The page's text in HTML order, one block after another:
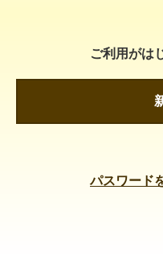
ご利用がは
パスワード